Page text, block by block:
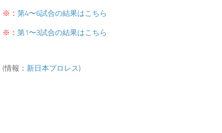
※： 第4〜6試合の結果はこちら
※： 第1〜3試合の結果はこちら
(情報： 新日本プロレス)